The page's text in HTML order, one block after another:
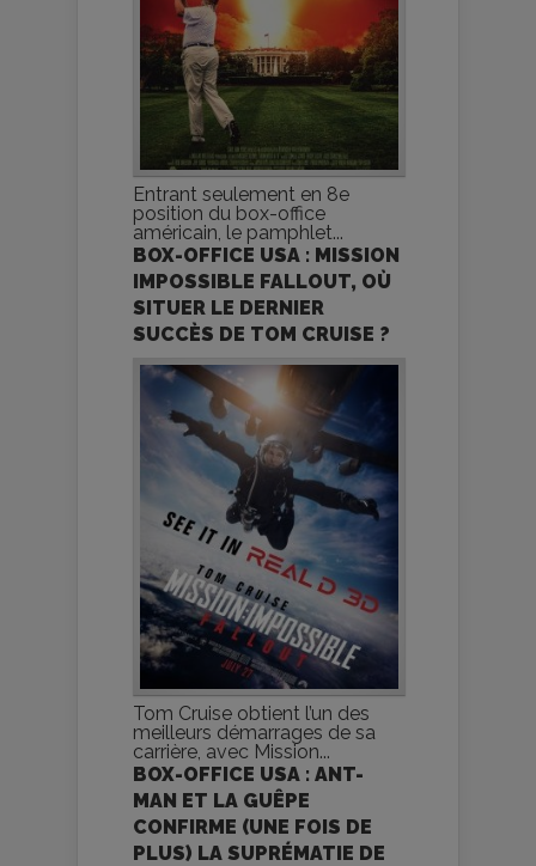
Entrant seulement en 8e
position du box-office
américain, le pamphlet...
BOX-OFFICE USA : MISSION
IMPOSSIBLE FALLOUT, OÙ
SITUER LE DERNIER
SUCCÈS DE TOM CRUISE ?
Tom Cruise obtient l’un des
meilleurs démarrages de sa
carrière, avec Mission...
BOX-OFFICE USA : ANT-
MAN ET LA GUÊPE
CONFIRME (UNE FOIS DE
PLUS) LA SUPRÉMATIE DE